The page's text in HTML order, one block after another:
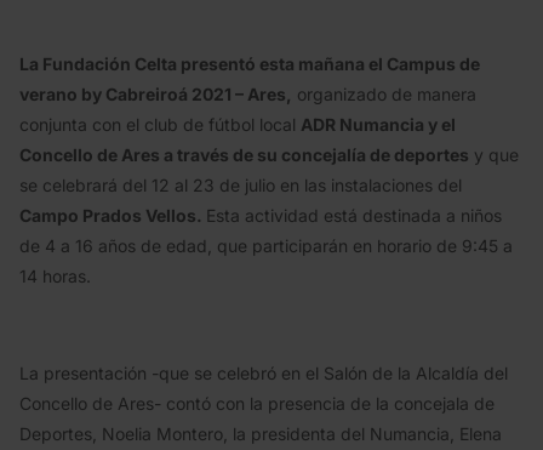
La Fundación Celta presentó esta mañana el Campus de
verano by Cabreiroá 2021 – Ares,
organizado de manera
conjunta con el club de fútbol local ADR Numancia y el
Concello de Ares a través de su concejalía de deportes y que
se celebrará del 12 al 23 de julio en las instalaciones del
Campo Prados Vellos. Esta actividad está destinada a niños
de 4 a 16 años de edad, que participarán en horario de 9:45 a
14 horas.
La presentación -que se celebró en el Salón de la Alcaldía del
Concello de Ares- contó con la presencia de la concejala de
Deportes, Noelia Montero, la presidenta del Numancia, Elena